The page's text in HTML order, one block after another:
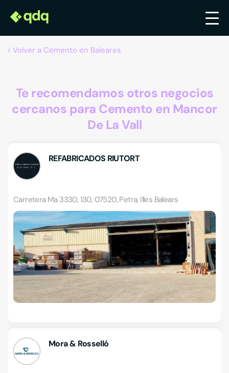
Volver a Cemento en Baleares
Te recomendamos otros negocios
cercanos para Cemento en Mancor
De La Vall
REFABRICADOS RIUTORT
Carretera Ma 3330, 130, 07520, Petra, Illes Balears
Mora & Rosselló